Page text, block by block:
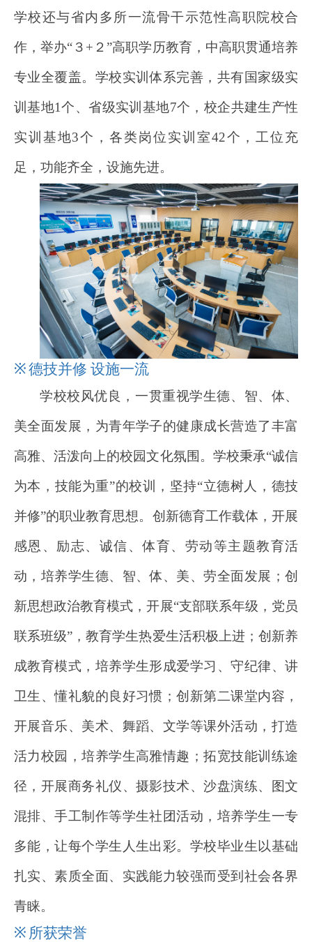
学校还与省内多所一流骨干示范性高职院校合
作，举办“３+２”高职学历教育，中高职贯通培养
专业全覆盖。学校实训体系完善，共有国家级实
训基地1个、省级实训基地7个，校企共建生产性
实训基地3个，各类岗位实训室42个，工位充
足，功能齐全，设施先进。
※德技并修 设施一流
学校校风优良，一贯重视学生德、智、体、
美全面发展，为青年学子的健康成长营造了丰富
高雅、活泼向上的校园文化氛围。学校秉承“诚信
为本，技能为重”的校训，坚持“立德树人，德技
并修”的职业教育思想。创新德育工作载体，开展
感恩、励志、诚信、体育、劳动等主题教育活
动，培养学生德、智、体、美、劳全面发展；创
新思想政治教育模式，开展“支部联系年级，党员
联系班级”，教育学生热爱生活积极上进；创新养
成教育模式，培养学生形成爱学习、守纪律、讲
卫生、懂礼貌的良好习惯；创新第二课堂内容，
开展音乐、美术、舞蹈、文学等课外活动，打造
活力校园，培养学生高雅情趣；拓宽技能训练途
径，开展商务礼仪、摄影技术、沙盘演练、图文
混排、手工制作等学生社团活动，培养学生一专
多能，让每个学生人生出彩。学校毕业生以基础
扎实、素质全面、实践能力较强而受到社会各界
青睐。
※ 所获荣誉